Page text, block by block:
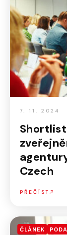
7. 11. 2024
Czech
PŘEČÍST
ČLÁNEK